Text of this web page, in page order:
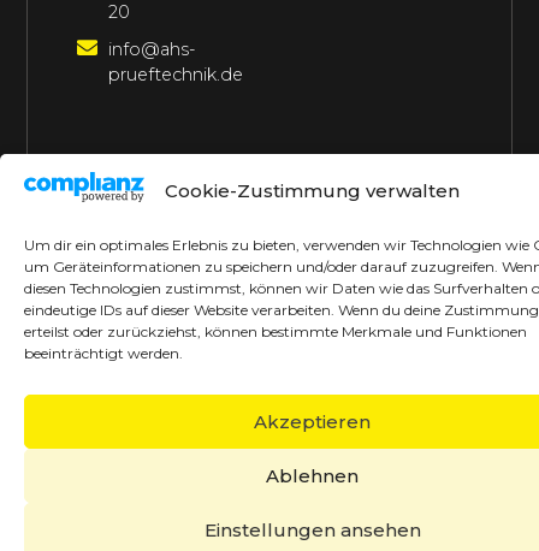
Cookie-Zustimmung verwalten
Um dir ein optimales Erlebnis zu bieten, verwenden wir Technologien wie
um Geräteinformationen zu speichern und/oder darauf zuzugreifen.
diesen Technologien zustimmst, können wir Daten wie das Surfverhalten
eindeutige IDs auf dieser Website verarbeiten. Wenn du deine
erteilst oder zurückziehst, können bestimmte Merkmale und Funktionen
beeinträchtigt werden.
Akzeptieren
Ablehnen
Einstellungen ansehen
20
info@ahs-
prueftechnik.de
©2026 AHS PrüftechnikAlle Rechte vorbehalten